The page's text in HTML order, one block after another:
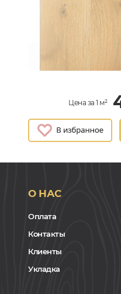
Цена за 1 м²
О НАС
Оплата
Контакты
Клиенты
Укладка